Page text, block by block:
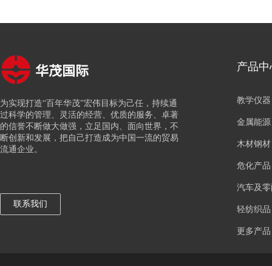
联系我们
华茂国际
为实现打造“百年华茂”宏伟目标为己任，持续通
过科学的管理、灵活的经营、优质的服务、卓著
的信誉不断做大做强，立足国内、面向世界，不
断创新和发展，把自己打造成为中国一流的贸易
流通企业。
产品中
教学仪器
金属能源
木材钢材
危化产品
汽车及
轻纺织品
更多产品